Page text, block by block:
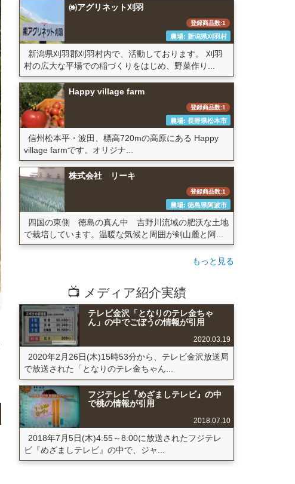
㈱アグリネット刈羽
登録商品数:1
農場: 新潟県刈羽村
新潟県刈羽郡刈羽村内で、活動しております。 刈羽
村の広大な平場での稲づくりをはじめ、野菜作り...
Happy village farm
登録商品数:1
農場: 長野県松本市
信州松本平・波田、標高720mの高原にある Happy
village farmです。オリジナ...
株式会社 リーキ
登録商品数:1
農場: 徳島県阿波市
四国の東側 徳島の真ん中 吉野川流域の肥沃な土地
で栽培しています。温暖な気候と周囲が剣山麓と阿...
もっと見る
📺 メディア紹介実績
テレビ金沢「となりのテレ金ちゃ
ん」の中でごぼうの情報が引用
2020.03.19
2020年2月26日(木)15時53分から、テレビ金沢放送局
で放送された「となりのテレ金ちゃん...
フジテレビ『めざましテレビ』の中
で桃の情報が引用
2018.07.10
2018年7月5日(木)4:55～8:00に放送されたフジテレ
ビ『めざましテレビ』の中で、ジャ...